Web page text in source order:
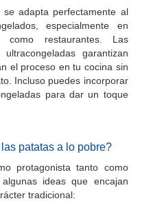
adapta perfectamente al
especialmente en
como restaurantes. Las
garantizan
el proceso en tu cocina sin
Incluso puedes incorporar
para dar un toque
patatas a lo pobre?
protagonista tanto como
ideas que encajan
tradicional: